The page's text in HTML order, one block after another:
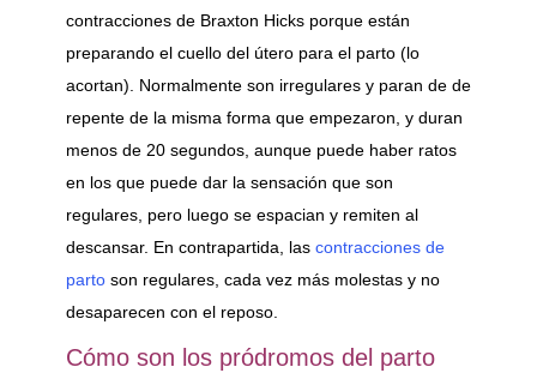
contracciones de Braxton Hicks porque están
preparando el cuello del útero para el parto (lo
acortan). Normalmente son irregulares y paran de de
repente de la misma forma que empezaron, y duran
menos de 20 segundos, aunque puede haber ratos
en los que puede dar la sensación que son
regulares, pero luego se espacian y remiten al
descansar. En contrapartida, las contracciones de
parto son regulares, cada vez más molestas y no
desaparecen con el reposo.
Cómo son los pródromos del parto